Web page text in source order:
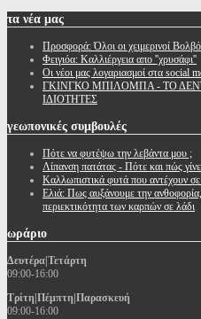
τα νέα μας
Προσφορά: Όλοι οι χειμερινοί
Φειγιόα: Καλλιέργεια απο ''χρυσάφι''
Oι νέοι μας λογαριασμοί στα social
ΓΚΙΝΓΚΟ ΜΠΙΛΟΜΠΑ - ΤΟ
ΙΔΙΟΤΗΤΕΣ
γεωπονικές συμβουλές
Πότε να φυτέψω την λεβάντα μου ;
Λίπανση πατάτας - Πότε και πώς
Καλλωπιστικά φυτά που αντέχουν σε
Ελιά: Πως αυξάνουμε την
περιεκτικότητα των καρπών σε λάδι
ωράριο
Δευτέρα|Τετάρτη
09:00-16:00
Τρίτη|Πέμπτη|Παρασκευή
09:00-16:00